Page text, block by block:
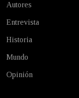
Autores
Entrevista
Historia
Mundo
Opinión